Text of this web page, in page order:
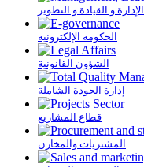
الإدارة و القيادة و التطوير
الحكومة الإلكترونية
الشؤون القانونية
إدارة الجودة الشاملة
قطاع المشاريع
المشتريات والمخازن